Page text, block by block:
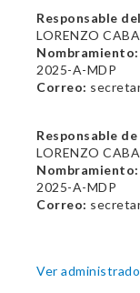
Responsable
LORENZO
Nombramiento:
2025-A-MDP
Correo:
Responsable
LORENZO
Nombramiento:
2025-A-MDP
Correo:
Ver